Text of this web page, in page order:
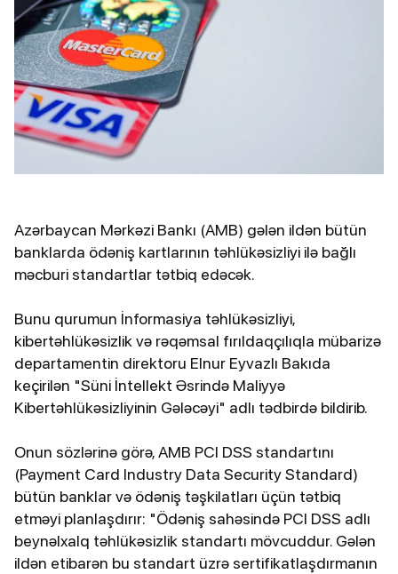
Azərbaycan Mərkəzi Bankı (AMB) gələn ildən bütün
banklarda ödəniş kartlarının təhlükəsizliyi ilə bağlı
məcburi standartlar tətbiq edəcək.
Bunu qurumun İnformasiya təhlükəsizliyi,
kibertəhlükəsizlik və rəqəmsal fırıldaqçılıqla mübarizə
departamentin direktoru Elnur Eyvazlı Bakıda
keçirilən "Süni İntellekt Əsrində Maliyyə
Kibertəhlükəsizliyinin Gələcəyi" adlı tədbirdə bildirib.
Onun sözlərinə görə, AMB PCI DSS standartını
(Payment Card Industry Data Security Standard)
bütün banklar və ödəniş təşkilatları üçün tətbiq
etməyi planlaşdırır: "Ödəniş sahəsində PCI DSS adlı
beynəlxalq təhlükəsizlik standartı mövcuddur. Gələn
ildən etibarən bu standart üzrə sertifikatlaşdırmanın